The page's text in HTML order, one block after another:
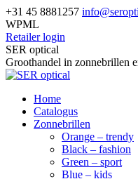
Skip
to
content
+31 45 8881257
WPML
Retailer login
Facebook
page
opens
new
window
SER optical
Groothandel in zonnebrillen
Home
Catalogus
Zonnebrillen
Orange – trendy
Black – fashion
Green – sport
Blue – kids